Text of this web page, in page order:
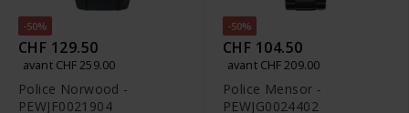
-50%
CHF 129.50
avant CHF 259.00
Police Norwood -
PEWJF0021904
-50%
CHF 104.50
avant CHF 209.00
Police Mensor -
PEWJG0024402